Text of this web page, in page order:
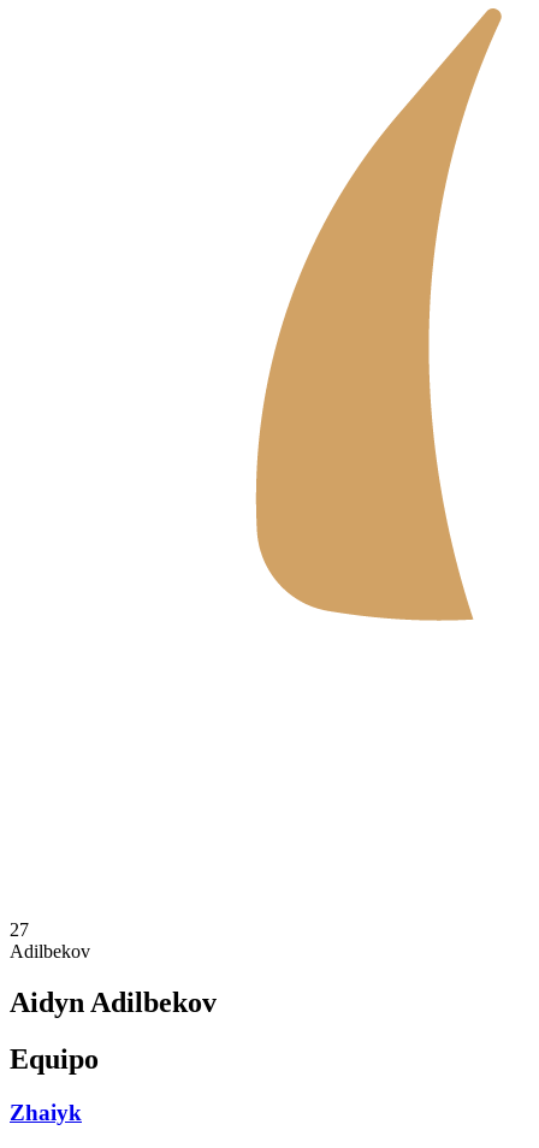
27
Adilbekov
Aidyn Adilbekov
Equipo
Zhaiyk